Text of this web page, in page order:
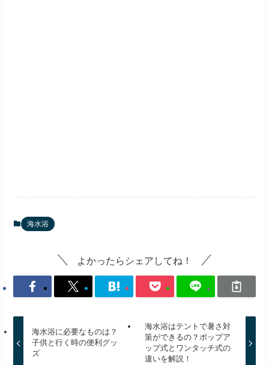
海水浴
よかったらシェアしてね！
海水浴に必要なものは？
子供と行く時の便利グッ
ズ
海水浴はテントで暑さ対
策ができるの？ポップア
ップ式とワンタッチ式の
違いを解説！